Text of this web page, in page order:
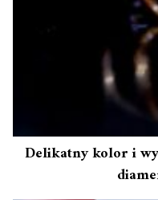
Delikatny kolor i